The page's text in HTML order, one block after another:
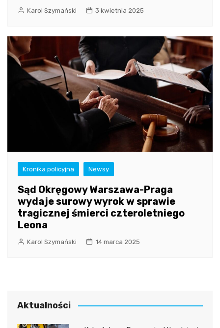
Karol Szymański 3 kwietnia 2025
Kronika policyjna Newsy
Sąd Okręgowy Warszawa-Praga
wydaje surowy wyrok w sprawie
tragicznej śmierci czteroletniego
Leona
Karol Szymański 14 marca 2025
Aktualności